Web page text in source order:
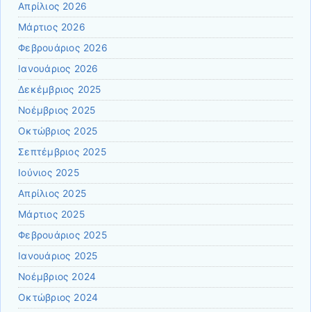
Απρίλιος 2026
Μάρτιος 2026
Φεβρουάριος 2026
Ιανουάριος 2026
Δεκέμβριος 2025
Νοέμβριος 2025
Οκτώβριος 2025
Σεπτέμβριος 2025
Ιούνιος 2025
Απρίλιος 2025
Μάρτιος 2025
Φεβρουάριος 2025
Ιανουάριος 2025
Νοέμβριος 2024
Οκτώβριος 2024